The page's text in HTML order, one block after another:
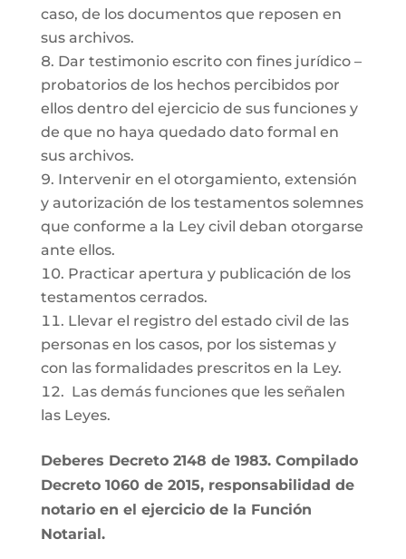
caso, de los documentos que reposen en
sus archivos.
Dar testimonio escrito con fines jurídico –
probatorios de los hechos percibidos por
ellos dentro del ejercicio de sus funciones y
de que no haya quedado dato formal en
sus archivos.
Intervenir en el otorgamiento, extensión
y autorización de los testamentos solemnes
que conforme a la Ley civil deban otorgarse
ante ellos.
Practicar apertura y publicación de los
testamentos cerrados.
Llevar el registro del estado civil de las
personas en los casos, por los sistemas y
con las formalidades prescritos en la Ley.
Las demás funciones que les señalen
las Leyes.
Deberes Decreto 2148 de 1983. Compilado
Decreto 1060 de 2015, responsabilidad de
notario en el ejercicio de la Función
Notarial.